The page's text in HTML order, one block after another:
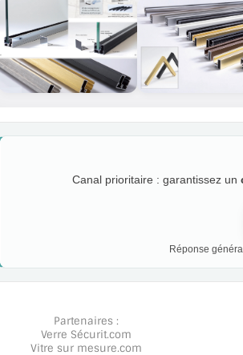
Canal prioritaire : garantissez un
Réponse
Partenaires :
Verre Sécurit.com
Vitre sur mesure.com